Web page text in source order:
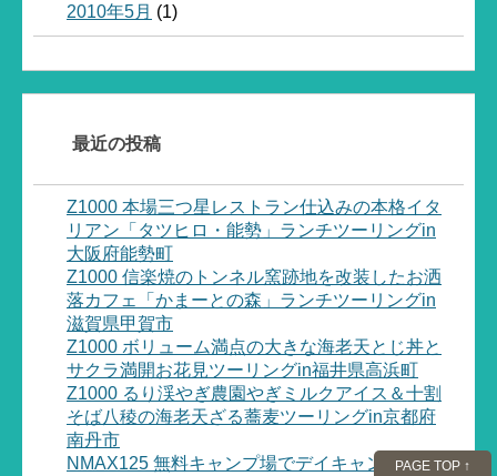
2010年5月 (1)
最近の投稿
Z1000 本場三つ星レストラン仕込みの本格イタ
リアン「タツヒロ・能勢」ランチツーリングin
大阪府能勢町
Z1000 信楽焼のトンネル窯跡地を改装したお洒
落カフェ「かまーとの森」ランチツーリングin
滋賀県甲賀市
Z1000 ボリューム満点の大きな海老天とじ丼と
サクラ満開お花見ツーリングin福井県高浜町
Z1000 るり渓やぎ農園やぎミルクアイス＆十割
そば八稜の海老天ざる蕎麦ツーリングin京都府
南丹市
NMAX125 無料キャンプ場でデイキャンプ!!焚き
PAGE TOP ↑